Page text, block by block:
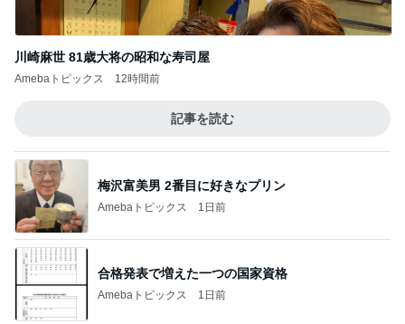
川崎麻世 81歳大将の昭和な寿司屋
Amebaトピックス 12時間前
記事を読む
梅沢富美男 2番目に好きなプリン
Amebaトピックス 1日前
合格発表で増えた一つの国家資格
Amebaトピックス 1日前